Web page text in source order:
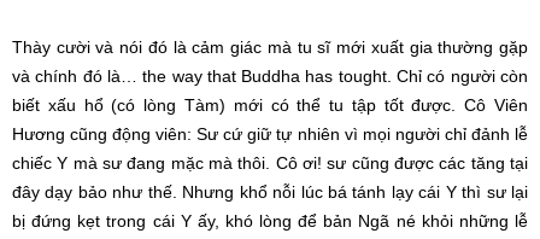
Thày cười và nói đó là cảm giác mà tu sĩ mới xuất gia thường gặp
và chính đó là… the way that Buddha has tought. Chỉ có người còn
biết xấu hổ (có lòng Tàm) mới có thể tu tập tốt được. Cô Viên
Hương cũng động viên: Sư cứ giữ tự nhiên vì mọi người chỉ đảnh lễ
chiếc Y mà sư đang mặc mà thôi. Cô ơi! sư cũng được các tăng tại
đây dạy bảo như thế. Nhưng khổ nỗi lúc bá tánh lạy cái Y thì sư lại
bị đứng kẹt trong cái Y ấy, khó lòng để bản Ngã né khỏi những lễ